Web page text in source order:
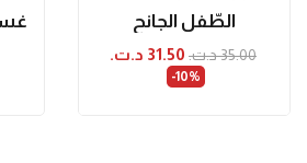
الطّفل الجانح
35.00 د.ت.‏ 31.50 د.ت.‏
‎-10%